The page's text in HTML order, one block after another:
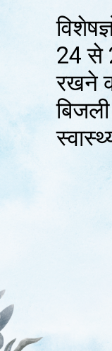
24 से
रखने